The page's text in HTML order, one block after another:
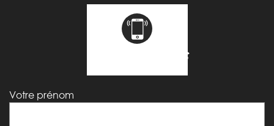
Votre prénom